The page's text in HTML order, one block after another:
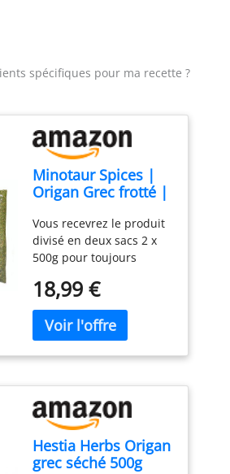
spécifiques pour ma recette ?
Minotaur Spices |
Origan Grec frotté |
Qualité Premium
Vous recevrez le produit
divisé en deux sacs 2 x
500g pour toujours
Origan 100% naturel de
Grèce, qualité premium
Très aromatique et
harmonieux en saveur
Sans conservateurs, sans
sans colorants, sans
génie génétique,
végétalien.
18,99 €
Hestia Herbs Origan
grec séché 500g